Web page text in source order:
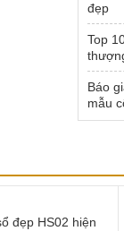
đẹp
Top
Báo
mẫu
đẹp HS02 hiện